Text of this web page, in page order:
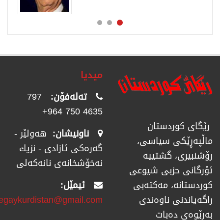
رێگای كوردستان
ماڵپەڕێكی سیاسی،
رۆشنبیری، گشتییە
ئۆرگانی حزبی شیوعی
كوردستانە، مەكتەبی
راگەیاندنی ناوەندی
بەڕێوەی دەبات
میدیا
تەلەفۆن: 797
4635 750 964+
ناونیشان: هەولێر -
گەرەکی ئازادی - نزیك
نەخۆشخانەی نانەکەلی
ئیمێل: